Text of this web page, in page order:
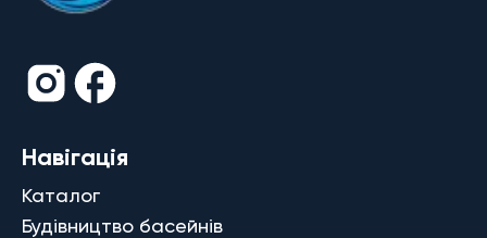
Навігація
Каталог
Будівництво басейнів